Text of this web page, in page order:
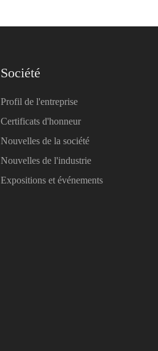
Société
Profil de l'entreprise
Certificats d'honneur
Nouvelles de la société
Nouvelles de l'industrie
Expositions et événements